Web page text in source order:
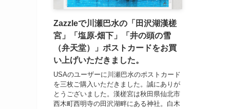
Zazzleで川瀬巴水の「田沢湖漢槎
宮」「塩原-畑下」「井の頭の雪
（弁天堂）」ポストカードをお買
い上げいただきました。
USAのユーザーに川瀬巴水のポストカード
を三枚ご購入いただきました。誠にありが
とうございました。漢槎宮は秋田県仙北市
西木町西明寺の田沢湖畔にある神社。白木